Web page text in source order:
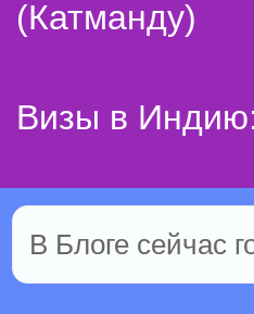
(Катманду)
Визы в
В Блоге сейчас